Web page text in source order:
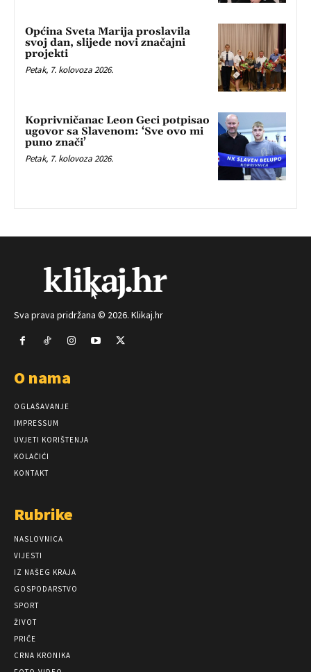
Općina Sveta Marija proslavila
svoj dan, slijede novi značajni
projekti
Petak, 7. kolovoza 2026.
Koprivničanac Leon Geci potpisao
ugovor sa Slavenom: ‘Sve ovo mi
puno znači’
Petak, 7. kolovoza 2026.
Sva prava pridržana © 2026. Klikaj.hr
O nama
OGLAŠAVANJE
IMPRESSUM
UVJETI KORIŠTENJA
KOLAČIĆI
KONTAKT
Rubrike
NASLOVNICA
VIJESTI
IZ NAŠEG KRAJA
GOSPODARSTVO
SPORT
ŽIVOT
PRIČE
CRNA KRONIKA